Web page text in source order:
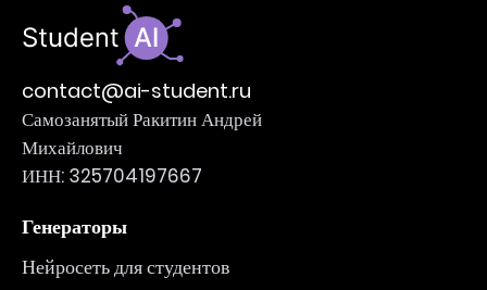
contact@ai-student.ru
Самозанятый Ракитин Андрей
Михайлович
ИНН: 325704197667
Генераторы
Нейросеть для студентов